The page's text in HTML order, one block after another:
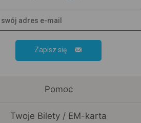
Zapisz się
Pomoc
Twoje Bilety / EM-karta